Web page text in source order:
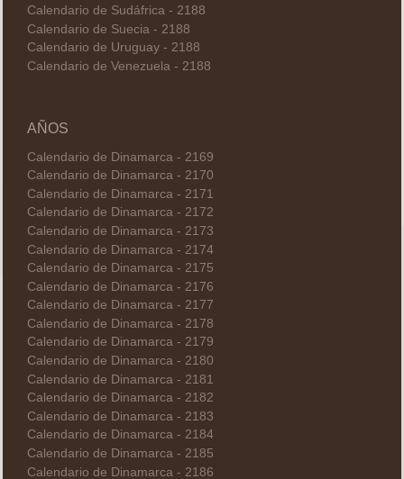
Calendario de Sudáfrica - 2188
Calendario de Suecia - 2188
Calendario de Uruguay - 2188
Calendario de Venezuela - 2188
AÑOS
Calendario de Dinamarca - 2169
Calendario de Dinamarca - 2170
Calendario de Dinamarca - 2171
Calendario de Dinamarca - 2172
Calendario de Dinamarca - 2173
Calendario de Dinamarca - 2174
Calendario de Dinamarca - 2175
Calendario de Dinamarca - 2176
Calendario de Dinamarca - 2177
Calendario de Dinamarca - 2178
Calendario de Dinamarca - 2179
Calendario de Dinamarca - 2180
Calendario de Dinamarca - 2181
Calendario de Dinamarca - 2182
Calendario de Dinamarca - 2183
Calendario de Dinamarca - 2184
Calendario de Dinamarca - 2185
Calendario de Dinamarca - 2186